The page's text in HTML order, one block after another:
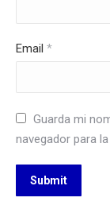
Email *
Guarda mi
navegador para